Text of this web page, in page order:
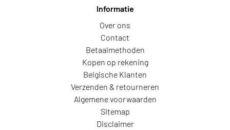
Informatie
Over ons
Contact
Betaalmethoden
Kopen op rekening
Belgische Klanten
Verzenden & retourneren
Algemene voorwaarden
Sitemap
Disclaimer